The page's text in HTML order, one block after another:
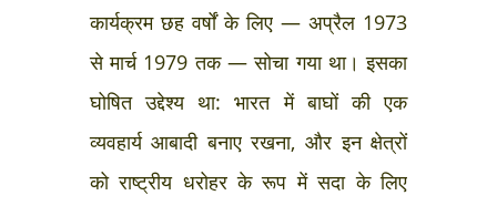
कार्यक्रम छह वर्षों के लिए — अप्रैल 1973
से मार्च 1979 तक — सोचा गया था। इसका
घोषित उद्देश्य था: भारत में बाघों की एक
व्यवहार्य आबादी बनाए रखना, और इन क्षेत्रों
को राष्ट्रीय धरोहर के रूप में सदा के लिए